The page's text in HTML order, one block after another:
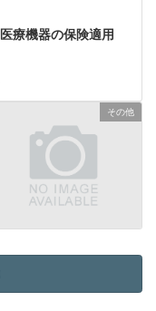
医療機器の保険適用
その他